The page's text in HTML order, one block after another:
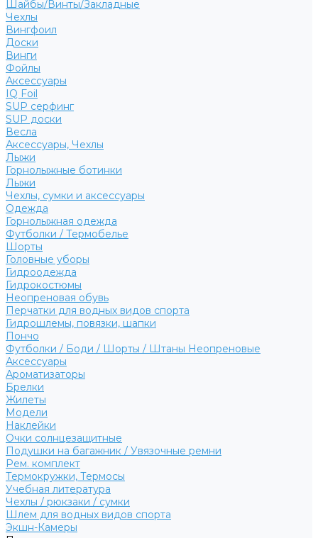
Шайбы/Винты/Закладные
Чехлы
Вингфоил
Доски
Винги
Фойлы
Аксессуары
IQ Foil
SUP серфинг
SUP доски
Весла
Аксессуары, Чехлы
Лыжи
Горнолыжные ботинки
Лыжи
Чехлы, сумки и аксессуары
Одежда
Горнолыжная одежда
Футболки / Термобелье
Шорты
Головные уборы
Гидроодежда
Гидрокостюмы
Неопреновая обувь
Перчатки для водных видов спорта
Гидрошлемы, повязки, шапки
Пончо
Футболки / Боди / Шорты / Штаны Неопреновые
Аксессуары
Ароматизаторы
Брелки
Жилеты
Модели
Наклейки
Очки солнцезащитные
Подушки на багажник / Увязочные ремни
Рем. комплект
Термокружки, Термосы
Учебная литература
Чехлы / рюкзаки / сумки
Шлем для водных видов спорта
Экшн-Камеры